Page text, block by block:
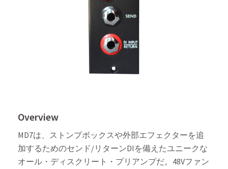
Overview
MD7は、ストンプボックスや外部エフェクターを追
加するためのセンド/リターンDIを備えたユニークな
オール・ディスクリート・プリアンプだ。48Vファン